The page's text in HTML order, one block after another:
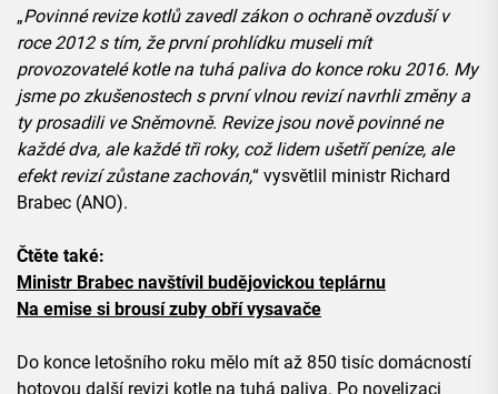
„Povinné revize kotlů zavedl zákon o ochraně ovzduší v
roce 2012 s tím, že první prohlídku museli mít
provozovatelé kotle na tuhá paliva do konce roku 2016. My
jsme po zkušenostech s první vlnou revizí navrhli změny a
ty prosadili ve Sněmovně. Revize jsou nově povinné ne
každé dva, ale každé tři roky, což lidem ušetří peníze, ale
efekt revizí zůstane zachován,“ vysvětlil ministr Richard
Brabec (ANO).
Čtěte také:
Ministr Brabec navštívil budějovickou teplárnu
Na emise si brousí zuby obří vysavače
Do konce letošního roku mělo mít až 850 tisíc domácností
hotovou další revizi kotle na tuhá paliva. Po novelizaci